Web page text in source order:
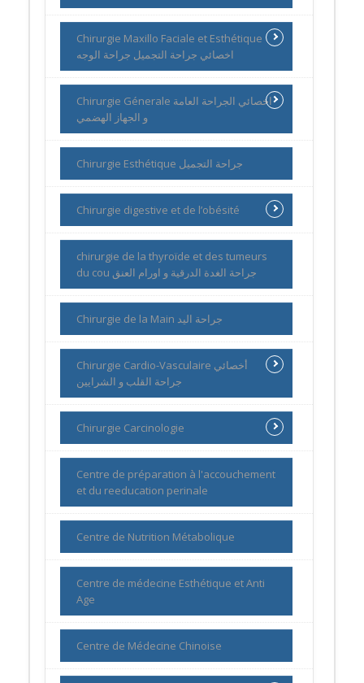
Chirurgie Maxillo Faciale et Esthétique
اخصائي جراحة التجميل جراحة الوجه
Chirurgie Génerale اخصائي الجراحة العامة
و الجهاز الهضمي
Chirurgie Esthétique جراحة التجميل
Chirurgie digestive et de l’obésité
chirurgie de la thyroïde et des tumeurs
du cou جراحة الغدة الدرقية و اورام العنق
Chirurgie de la Main جراحة اليد
Chirurgie Cardio-Vasculaire أخصائي
جراحة القلب و الشرايين
Chirurgie Carcinologie
Centre de préparation à l'accouchement
et du reeducation perinale
Centre de Nutrition Métabolique
Centre de médecine Esthétique et Anti
Age
Centre de Médecine Chinoise